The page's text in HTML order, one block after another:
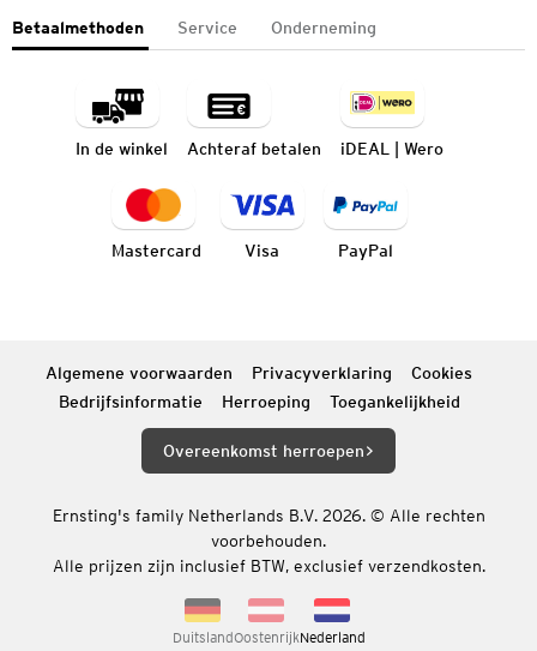
Betaalmethoden Service Onderneming
In de winkel Achteraf betalen iDEAL | Wero
Mastercard Visa PayPal
Algemene voorwaarden Privacyverklaring
Cookies
Bedrijfsinformatie
Herroeping Toegankelijkheid
Overeenkomst herroepen
Ernsting's family Netherlands B.V. 2026. © Alle rechten
voorbehouden.
Alle prijzen zijn inclusief BTW, exclusief verzendkosten.
DuitslandOostenrijkNederland